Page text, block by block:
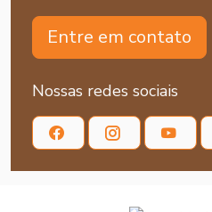
Entre em contato
Nossas redes sociais